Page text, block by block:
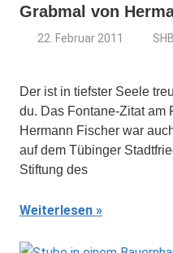
Grabmal von
22. Februar 2011
Der ist in tiefster Seele
du. Das Fontane-Zitat am
Hermann Fischer war
auf dem Tübinger
Stiftung des
Weiterlesen